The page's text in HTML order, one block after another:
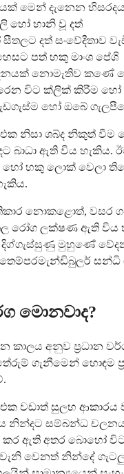
මෙන් දැනෙන හිසරදය
හෝ හානි වූ දත්
දත් සංවේදීතාව
පත් හකු මාංශ පේශි
නොමැතිව කණේ
විට ක්ලික් කිරීම හෝ
හෝ ඔබේ
නිසා ශබ්ද නිකුත් වීම
බාධා ඇති විය හැකිය.
හෝ හකු ලොක් වෙලා
නොකළොත්, වසර
රෝග ලක්ෂණ ඇති විය
දිග්ගැස්සුණු මුහුණේ
සන්ධි
මොනවාද?
කාලය අනුව ප්‍රධාන
ගැනීමෙන් හොඳම
වඩාත් සුලභ
නින්දට සම්බන්ධ
ඇති අතර බොහෝ
වෙනත් නින්දේ